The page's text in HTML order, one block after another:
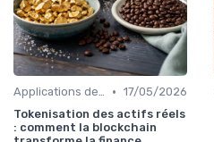
Applications de la blockchain • 17/05/2026
Tokenisation des actifs réels
: comment la blockchain